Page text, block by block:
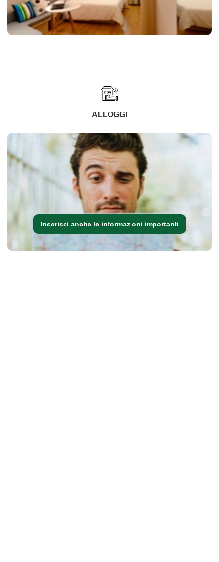
ALLOGGI
Inserisci anche le informazioni importanti